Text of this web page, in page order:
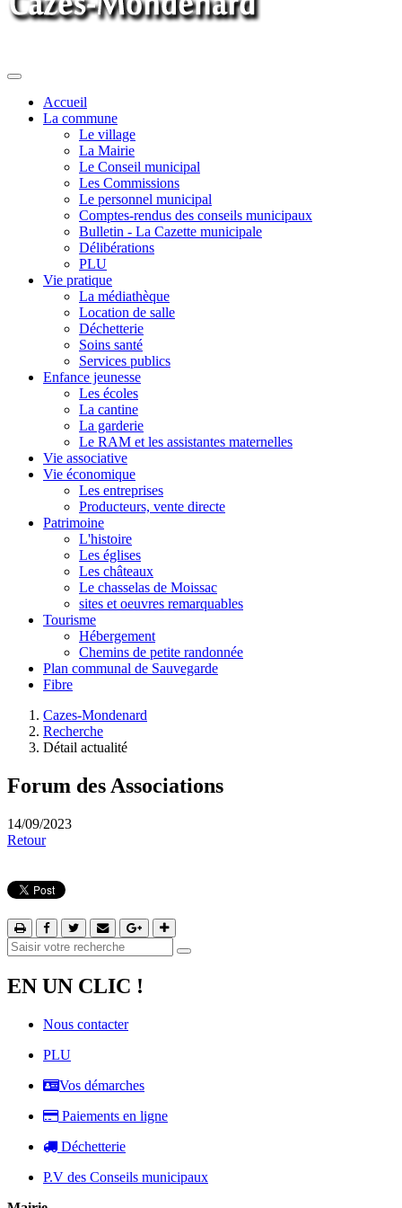
Toggle
navigationAccueil
La commune
Le village
La Mairie
Le Conseil municipal
Les Commissions
Le personnel municipal
Comptes-rendus des conseils municipaux
Bulletin - La Cazette municipale
Délibérations
PLU
Vie pratique
La médiathèque
Location de salle
Déchetterie
Soins santé
Services publics
Enfance jeunesse
Les écoles
La cantine
La garderie
Le RAM et les assistantes maternelles
Vie associative
Vie économique
Les entreprises
Producteurs, vente directe
Patrimoine
L'histoire
Les églises
Les châteaux
Le chasselas de Moissac
sites et oeuvres remarquables
Tourisme
Hébergement
Chemins de petite randonnée
Plan communal de Sauvegarde
Fibre
Cazes-Mondenard
Recherche
Détail actualité
Forum des Associations
14/09/2023
Retour
EN UN CLIC !
Nous contacter
PLU
Vos démarches
Paiements en ligne
Déchetterie
P.V des Conseils municipaux